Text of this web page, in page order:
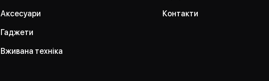
Аксесуари
Гаджети
Вживана техніка
Контакти